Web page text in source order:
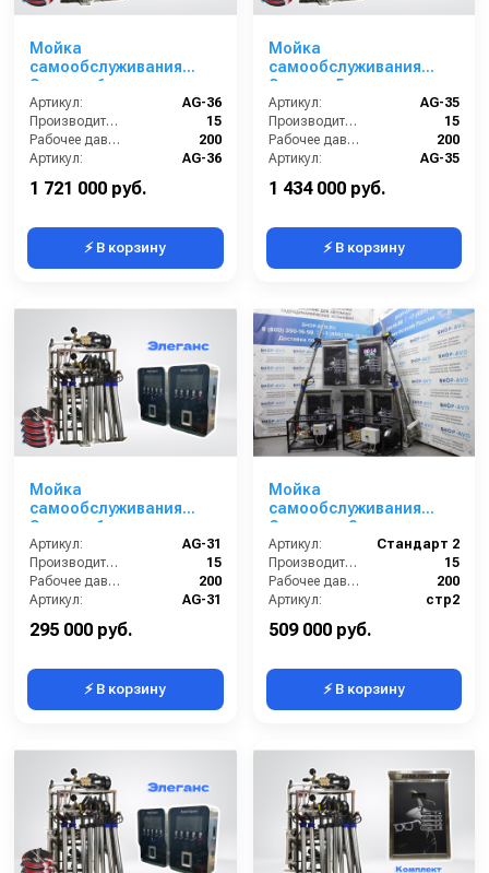
Мойка
самообслуживания
Элеганс 6 постов
Артикул:
AG-36
Производительность (л/мин):
15
Рабочее давление (бар):
200
Артикул:
AG-36
1 721 000 руб.
⚡ В корзину
Мойка
самообслуживания
Элеганс 5 постов
Артикул:
AG-35
Производительность (л/мин):
15
Рабочее давление (бар):
200
Артикул:
AG-35
1 434 000 руб.
⚡ В корзину
Мойка
самообслуживания
Элеганс 1 пост
Артикул:
AG-31
Производительность (л/мин):
15
Рабочее давление (бар):
200
Артикул:
AG-31
295 000 руб.
⚡ В корзину
Мойка
самообслуживания
Стандарт 2 поста
Артикул:
Стандарт 2
Производительность (л/мин):
15
Рабочее давление (бар):
200
Артикул:
стр2
509 000 руб.
⚡ В корзину